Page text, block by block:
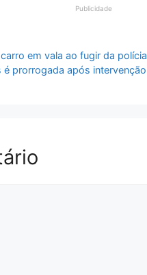
Publicidade
em vala ao fugir da
é prorrogada após